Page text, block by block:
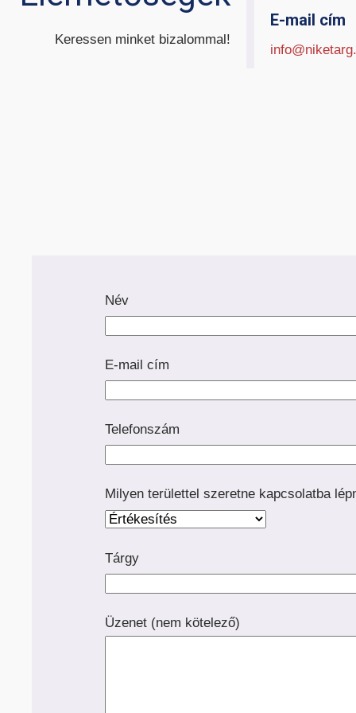
Keressen minket bizalommal!
E-mail cím
Név
E-mail cím
Telefonszám
Milyen területtel szeretne kapcsolatba
Tárgy
Üzenet (nem kötelező)